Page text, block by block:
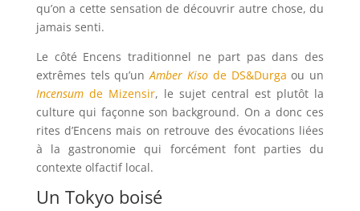
qu’on a cette sensation de découvrir autre chose, du
jamais senti.
Le côté Encens traditionnel ne part pas dans des
extrêmes tels qu’unAmber Kiso de DS&Durga ou un
Incensumde Mizensir, le sujet central est plutôt la
culture qui façonne son background. On a donc ces
rites d’Encens mais on retrouve des évocations liées
à la gastronomie qui forcément font parties du
contexte olfactif local.
Un Tokyo boisé